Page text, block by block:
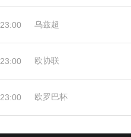
23:00 乌兹超
23:00 欧协联
23:00 欧罗巴杯